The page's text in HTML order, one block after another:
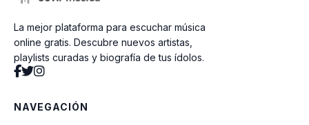
La mejor plataforma para escuchar música
online gratis. Descubre nuevos artistas,
playlists curadas y biografía de tus ídolos.
NAVEGACIÓN